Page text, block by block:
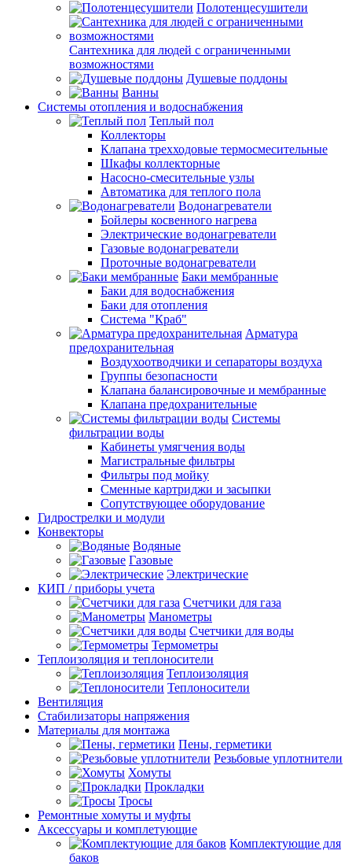
Полотенцесушители
Сантехника для людей с ограниченными
возможностями
Душевые поддоны
Ванны
Системы отопления и водоснабжения
Теплый пол
Коллекторы
Клапана трехходовые термосмесительные
Шкафы коллекторные
Насосно-смесительные узлы
Автоматика для теплого пола
Водонагреватели
Бойлеры косвенного нагрева
Электрические водонагреватели
Газовые водонагреватели
Проточные водонагреватели
Баки мембранные
Баки для водоснабжения
Баки для отопления
Система "Краб"
Арматура
предохранительная
Воздухоотводчики и сепараторы воздуха
Группы безопасности
Клапана балансировочные и мембранные
Клапана предохранительные
Системы
фильтрации воды
Кабинеты умягчения воды
Магистральные фильтры
Фильтры под мойку
Сменные картриджи и засыпки
Сопутствующее оборудование
Гидрострелки и модули
Конвекторы
Водяные
Газовые
Электрические
КИП / приборы учета
Счетчики для газа
Манометры
Счетчики для воды
Термометры
Теплоизоляция и теплоносители
Теплоизоляция
Теплоносители
Вентиляция
Стабилизаторы напряжения
Материалы для монтажа
Пены, герметики
Резьбовые уплотнители
Хомуты
Прокладки
Тросы
Ремонтные хомуты и муфты
Аксессуары и комплетующие
Комплектующие для
баков